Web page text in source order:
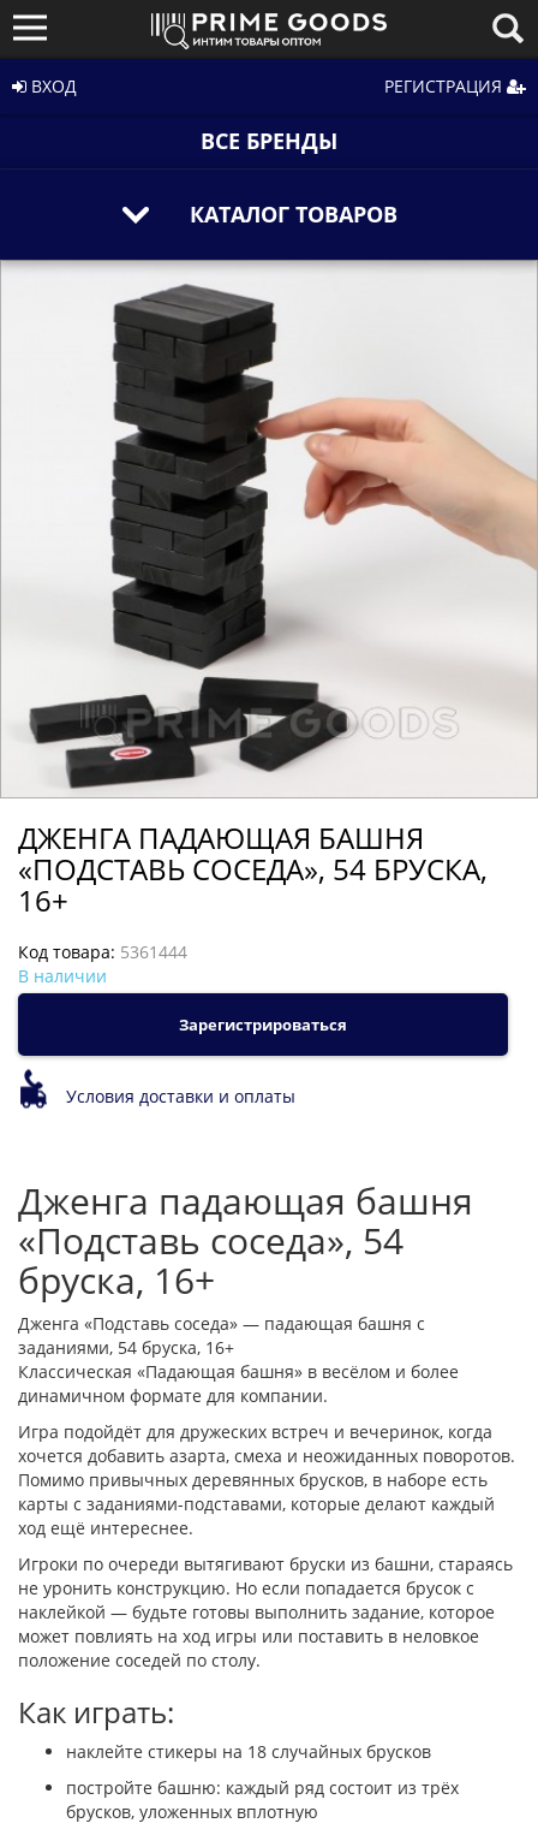
ВХОД РЕГИСТРАЦИЯ
ВСЕ БРЕНДЫ
КАТАЛОГ ТОВАРОВ
ДЖЕНГА ПАДАЮЩАЯ БАШНЯ
«ПОДСТАВЬ СОСЕДА», 54 БРУСКА,
16+
Код товара: 5361444
В наличии
Зарегистрироваться
Условия доставки и оплаты
Дженга падающая башня
«Подставь соседа», 54
бруска, 16+
Дженга «Подставь соседа» — падающая башня с
заданиями, 54 бруска, 16+
Классическая «Падающая башня» в весёлом и более
динамичном формате для компании.
Игра подойдёт для дружеских встреч и вечеринок, когда
хочется добавить азарта, смеха и неожиданных поворотов.
Помимо привычных деревянных брусков, в наборе есть
карты с заданиями-подставами, которые делают каждый
ход ещё интереснее.
Игроки по очереди вытягивают бруски из башни, стараясь
не уронить конструкцию. Но если попадается брусок с
наклейкой — будьте готовы выполнить задание, которое
может повлиять на ход игры или поставить в неловкое
положение соседей по столу.
Как играть:
наклейте стикеры на 18 случайных брусков
постройте башню: каждый ряд состоит из трёх
брусков, уложенных вплотную